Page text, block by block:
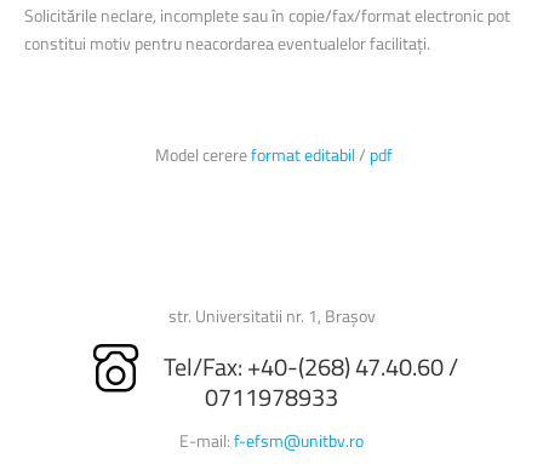
Solicitările neclare, incomplete sau în copie/fax/format electronic pot
constitui motiv pentru neacordarea eventualelor facilitați.
Model cerereformat editabil/ pdf
str. Universitatii nr. 1, Brașov
Tel/Fax: +40-(268) 47.40.60 /
0711978933
E-mail:f-efsm@unitbv.ro